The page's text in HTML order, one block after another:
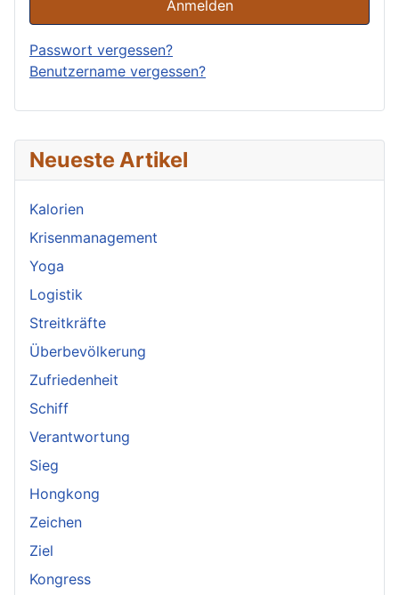
Neueste Artikel
Kalorien
Krisenmanagement
Yoga
Logistik
Streitkräfte
Überbevölkerung
Zufriedenheit
Schiff
Verantwortung
Sieg
Hongkong
Zeichen
Ziel
Kongress
Anmelden
Passwort vergessen?
Benutzername vergessen?